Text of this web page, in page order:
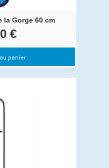
la Gorge 60 cm
€
panier